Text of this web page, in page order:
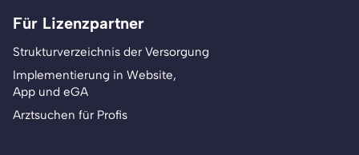
Für Lizenzpartner
Strukturverzeichnis der Versorgung
Implementierung in Website,
App und eGA
Arztsuchen für Profis